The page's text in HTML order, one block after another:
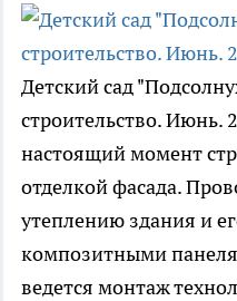
Детский сад
строительство. Июнь.
настоящий момент
отделкой фасада.
утеплению здания и
композитными
ведется монтаж